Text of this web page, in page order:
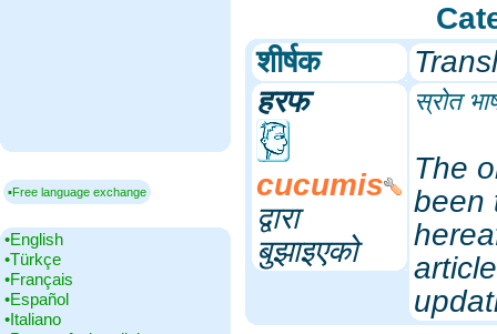
▪Free language exchange
•‎English
•‎Türkçe
•‎Français
•‎Español
•‎Italiano
शीर्षक
हरफ
cucumis
द्वारा
बुझाइएको
स्रोत
The
been